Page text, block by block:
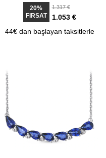
20%
FIRSAT
1.317 €
1.053 €
44€ dan başlayan taksitlerle